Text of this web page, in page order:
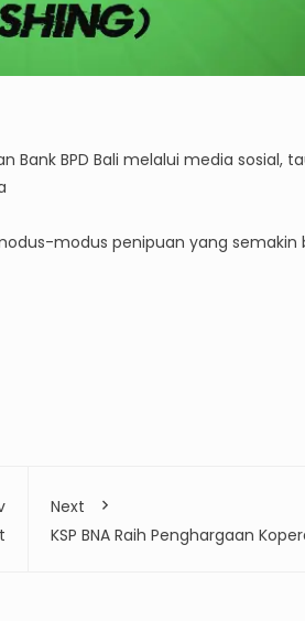
BPD Bali melalui media sosial,
modus penipuan yang semakin
Next
KSP BNA Raih Penghargaan